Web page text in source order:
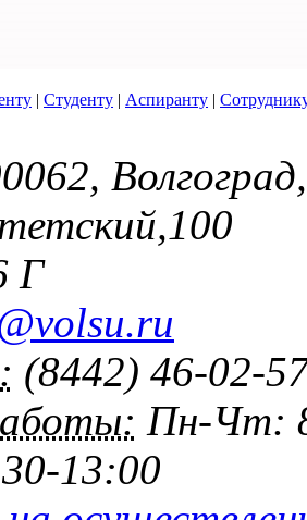
| Студенту | Аспиранту |
Г
(8442) 46-02-
Пн-Чт:
13:00